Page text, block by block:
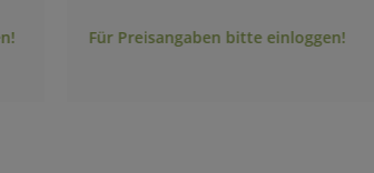
Für Preisangaben bitte einloggen!